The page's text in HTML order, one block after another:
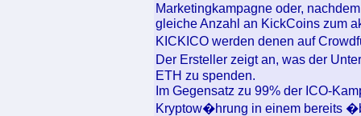
Marketingkampagne oder,
gleiche Anzahl an KickCoins zum
KICKICO werden denen auf
Der Ersteller zeigt an, was der
ETH zu spenden.
Im Gegensatz zu 99% der ICO-
Kryptow�hrung in einem bereits